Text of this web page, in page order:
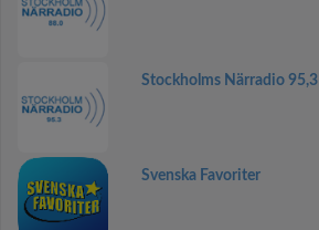
Stockholms Närradio 95,3
Svenska Favoriter